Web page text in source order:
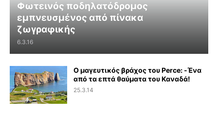
Φωτεινός ποδηλατόδρομος
εμπνευσμένος από πίνακα
ζωγραφικής
6.3.16
Ο μαγευτικός βράχος του Perce: -Ένα
από τα επτά θαύματα του Καναδά!
25.3.14